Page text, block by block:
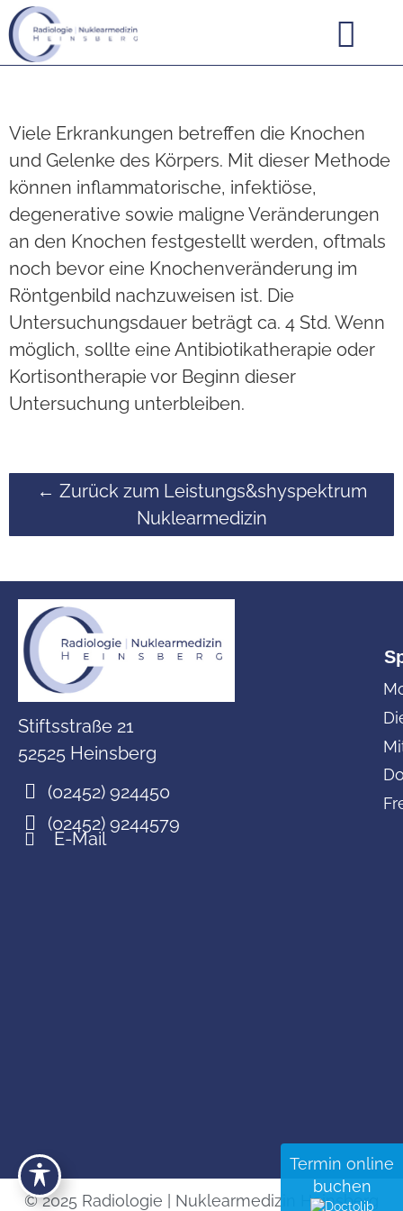
Viele Erkrankungen betreffen die Knochen
und Gelenke des Körpers. Mit dieser Methode
können inflammatorische, infektiöse,
degenerative sowie maligne Veränderungen
an den Knochen festgestellt werden, oftmals
noch bevor eine Knochenveränderung im
Röntgenbild nachzuweisen ist. Die
Untersuchungsdauer beträgt ca. 4 Std. Wenn
möglich, sollte eine Antibiotikatherapie oder
Kortisontherapie vor Beginn dieser
Untersuchung unterbleiben.
← Zurück zum Leistungs&shyspektrum
Nuklearmedizin
Stiftsstraße 21
52525 Heinsberg
(02452) 924450
(02452) 9244579
E-Mail
Termin online
buchen
© 2025 Radiologie | Nuklearmedizin Heinsberg